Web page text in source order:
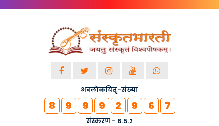
अवलोकयितृ-संख्या
8 9 9 9 2 9 6 7
संस्करण - 6.5.2